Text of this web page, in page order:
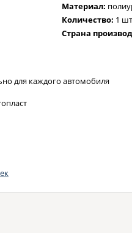
Материал:
Количество: 1
Страна
для каждого автомобиля